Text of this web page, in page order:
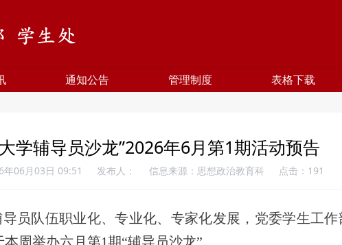
通知公告 管理制度 表格下载
学辅导员沙龙”2026年6月第1期活动预告
年06月03日 09:51 发布人： 信息来源：思想政治教育科 点击： 191
员队伍职业化、专业化、专家化发展，党委学生工
周举办六月第1期“辅导员沙龙”。